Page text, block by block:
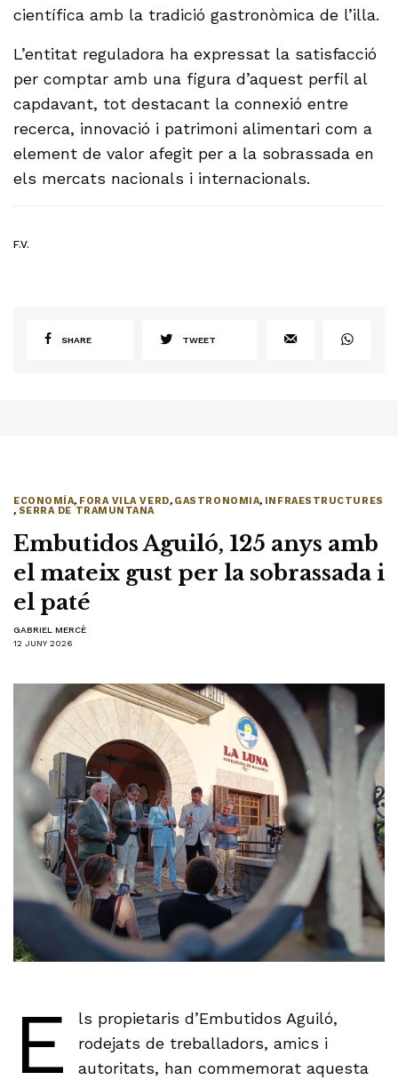
científica amb la tradició gastronòmica de l’illa.
L’entitat reguladora ha expressat la satisfacció
per comptar amb una figura d’aquest perfil al
capdavant, tot destacant la connexió entre
recerca, innovació i patrimoni alimentari com a
element de valor afegit per a la sobrassada en
els mercats nacionals i internacionals.
F.V.
SHARE TWEET
ECONOMÍA, FORA VILA VERD, GASTRONOMIA, INFRAESTRUCTURES
, SERRA DE TRAMUNTANA
Embutidos Aguiló, 125 anys amb
el mateix gust per la sobrassada i
el paté
GABRIEL MERCÈ
12 JUNY 2026
E
ls propietaris d’Embutidos Aguiló,
rodejats de treballadors, amics i
autoritats, han commemorat aquesta